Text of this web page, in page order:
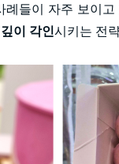
례들이 자주 보이
이 각인시키는 전